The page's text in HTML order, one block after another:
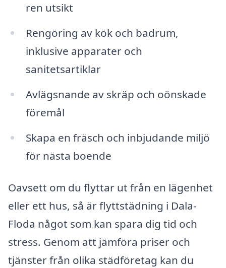
ren utsikt
Rengöring av kök och badrum,
inklusive apparater och
sanitetsartiklar
Avlägsnande av skräp och oönskade
föremål
Skapa en fräsch och inbjudande miljö
för nästa boende
Oavsett om du flyttar ut från en lägenhet
eller ett hus, så är flyttstädning i Dala-
Floda något som kan spara dig tid och
stress. Genom att jämföra priser och
tjänster från olika städföretag kan du